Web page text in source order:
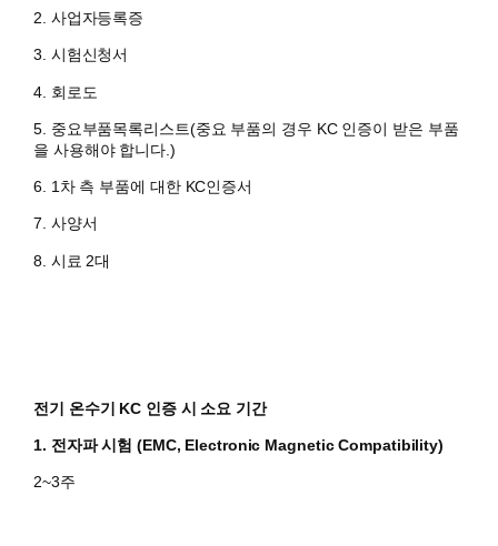
​2. 사업자등록증
3. 시험신청서
4. 회로도
5. 중요부품목록리스트(중요 부품의 경우 KC 인증이 받은 부품
을 사용해야 합니다.)
6. 1차 측 부품에 대한 KC인증서
7. 사양서
8. 시료 2대
전기 온수기 KC 인증 시 소요 기간
1. 전자파 시험 (EMC, Electronic Magnetic Compatibility)
2~3주